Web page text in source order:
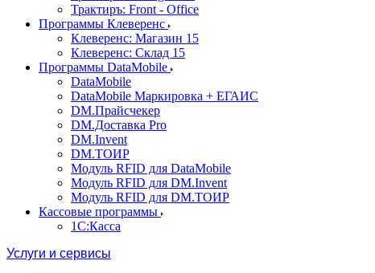
Трактиръ: Front - Office
Программы Клеверенс
Клеверенс: Магазин 15
Клеверенс: Склад 15
Программы DataMobile
DataMobile
DataMobile Маркировка + ЕГАИС
DM.Прайсчекер
DM.Доставка Pro
DM.Invent
DM.ТОИР
Модуль RFID для DataMobile
Модуль RFID для DM.Invent
Модуль RFID для DM.ТОИР
Кассовые программы
1С:Касса
Услуги и сервисы